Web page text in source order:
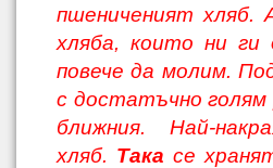
пшениченият
хляба, които ни ги
повече да молим.
с достатъчно голям
ближния. Най-
хляб. Така се